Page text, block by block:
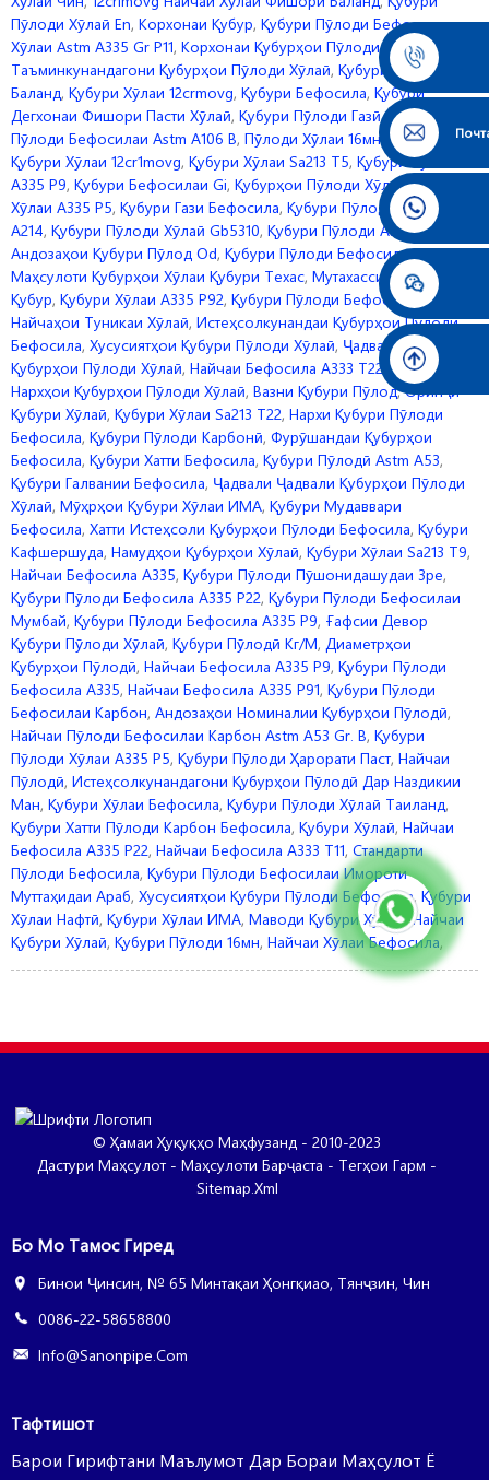
Пӯлоди Хӯлаӣ En, Корхонаи Қубур, Қубури Пӯлоди Бефосилаи
Хӯлаи Astm A335 Gr P11, Корхонаи Қубурҳои Пӯлоди Хӯлаӣ
Таъминкунандагони Қубурҳои Пӯлоди Хӯлаӣ, Қубури Ҳарорати
Баланд, Қубури Хӯлаи 12crmovg, Қубури Бефосила, Қубури
Дегхонаи Фишори Пасти Хӯлаӣ, Қубури Пӯлоди Газӣ,Қубури
Пӯлоди Бефосилаи Astm A106 B, Пӯлоди Хӯлаи 16мн Бефосила ,
Қубури Хӯлаи 12cr1movg, Қубури Хӯлаи Sa213 T5, Қубури Хӯлаи
A335 P9, Қубури Бефосилаи Gi, Қубурҳои Пӯлоди Хӯлаӣ,Қубури
Хӯлаи A335 P5, Қубури Гази Бефосила, Қубури Пӯлоди Бефосила
A214, Қубури Пӯлоди Хӯлаӣ Gb5310, Қубури Пӯлоди A333 Gr6
Андозаҳои Қубури Пӯлод Od, Қубури Пӯлоди Бефосила A335 P11,
Маҳсулоти Қубурҳои Хӯлаи Қубури Техас, Мутахассисони Хӯла Ва
Қубур, Қубури Хӯлаи A335 P92, Қубури Пӯлоди Бефосила A335 P5
Найчаҳои Туникаи Хӯлаӣ, Истеҳсолкунандаи Қубурҳои Пӯлоди
Бефосила, Хусусиятҳои Қубури Пӯлоди Хӯлаӣ, Ҷадвали Вазни
Қубурҳои Пӯлоди Хӯлаӣ, Найчаи Бефосила A333 T22 ,Рӯйхати
Нархҳои Қубурҳои Пӯлоди Хӯлаӣ, Вазни Қубури Пӯлод,Оринҷи
Қубури Хӯлаӣ, Қубури Хӯлаи Sa213 T22, Нархи Қубури Пӯлоди
Бефосила, Қубури Пӯлоди Карбонӣ, Фурӯшандаи Қубурҳои
Бефосила, Қубури Хатти Бефосила, Қубури Пӯлодӣ Astm A53,
Қубури Галвании Бефосила, Ҷадвали Ҷадвали Қубурҳои Пӯлоди
Хӯлаӣ, Мӯҳрҳои Қубури Хӯлаи ИМА, Қубури Мудаввари
Бефосила, Хатти Истеҳсоли Қубурҳои Пӯлоди Бефосила, Қубури
Кафшершуда, Намудҳои Қубурҳои Хӯлаӣ, Қубури Хӯлаи Sa213 T9,
Найчаи Бефосила A335, Қубури Пӯлоди Пӯшонидашудаи 3pe,
Қубури Пӯлоди Бефосила A335 P22, Қубури Пӯлоди Бефосилаи
Мумбай, Қубури Пӯлоди Бефосила A335 P9, Ғафсии Девор
Қубури Пӯлоди Хӯлаӣ, Қубури Пӯлодӣ Кг/м, Диаметрҳои
Қубурҳои Пӯлодӣ, Найчаи Бефосила A335 P9, Қубури Пӯлоди
Бефосила A335, Найчаи Бефосила A335 P91, Қубури Пӯлоди
Бефосилаи Карбон, Андозаҳои Номиналии Қубурҳои Пӯлодӣ,
Найчаи Пӯлоди Бефосилаи Карбон Astm A53 Gr. B, Қубури
Пӯлоди Хӯлаи A335 P5, Қубури Пӯлоди Ҳарорати Паст, Найчаи
Пӯлодӣ, Истеҳсолкунандагони Қубурҳои Пӯлодӣ Дар Наздикии
Ман, Қубури Хӯлаи Бефосила, Қубури Пӯлоди Хӯлаӣ Таиланд,
Қубури Хатти Пӯлоди Карбон Бефосила, Қубури Хӯлаӣ, Найчаи
Бефосила A335 P22, Найчаи Бефосила A333 T11, Стандарти
Пӯлоди Бефосила, Қубури Пӯлоди Бефосилаи Имороти
Муттаҳидаи Араб, Хусусиятҳои Қубури Пӯлоди Бефосила, Қубури
Хӯлаи Нафтӣ, Қубури Хӯлаи ИМА, Маводи Қубури Хӯлаӣ,Найчаи
Қубури Хӯлаӣ, Қубури Пӯлоди 16мн, Найчаи Хӯлаи Бефосила,
© Ҳамаи Ҳуқуқҳо Маҳфузанд - 2010-2023
Дастури Маҳсулот -Маҳсулоти Барҷаста - Тегҳои Гарм -
Sitemap.xml
Бо Мо Тамос Гиред
Бинои Ҷинсин, № 65 Минтақаи Ҳонгқиао, Тянҷзин, Чин
0086-22-58658800
Info@sanonpipe.com
Тафтишот
Барои Гирифтани Маълумот Дар Бораи Маҳсулот Ё